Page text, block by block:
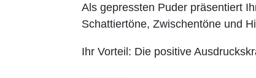
Als gepressten Puder präsentiert
Schattiertöne, Zwischentöne und
Ihr Vorteil: Die positive